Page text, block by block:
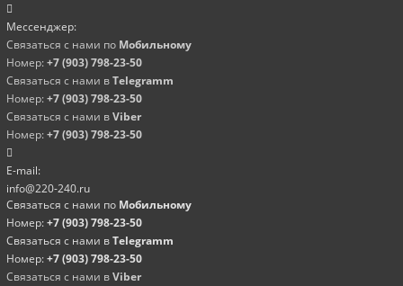
Мессенджер:
Связаться с нами по Мобильному
Номер:+7 (903) 798-23-50
Связаться с нами вTelegramm
Номер:+7 (903) 798-23-50
Связаться с нами вViber
Номер:+7 (903) 798-23-50
E-mail:
info@220-240.ru
Связаться с нами по Мобильному
Номер:+7 (903) 798-23-50
Связаться с нами вTelegramm
Номер:+7 (903) 798-23-50
Связаться с нами вViber